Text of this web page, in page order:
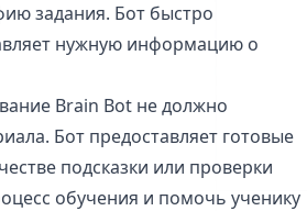
задания. Бот быстро
нужную информацию о
Brain Bot не должно
Бот предоставляет готовые
подсказки или проверки
обучения и помочь ученику